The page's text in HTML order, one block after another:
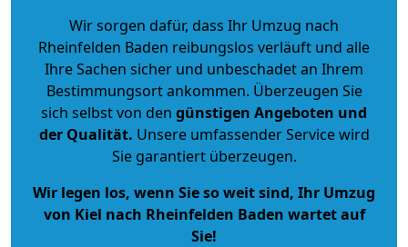
Wir sorgen dafür, dass Ihr Umzug nach
Rheinfelden Baden reibungslos verläuft und alle
Ihre Sachen sicher und unbeschadet an Ihrem
Bestimmungsort ankommen. Überzeugen Sie
sich selbst von den günstigen Angeboten und
der Qualität. Unsere umfassender Service wird
Sie garantiert überzeugen.
Wir legen los, wenn Sie so weit sind, Ihr Umzug
von Kiel nach Rheinfelden Baden wartet auf
Sie!